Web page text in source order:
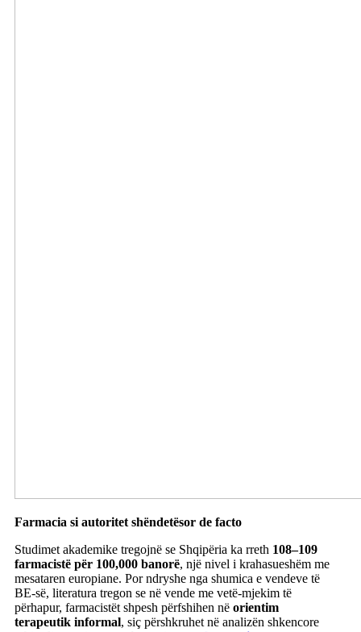
Farmacia si autoritet shëndetësor de facto
Studimet akademike tregojnë se Shqipëria ka rreth 108–109
farmacistë për 100,000 banorë, një nivel i krahasueshëm me
mesataren europiane. Por ndryshe nga shumica e vendeve të
BE-së, literatura tregon se në vende me vetë-mjekim të
përhapur, farmacistët shpesh përfshihen në orientim
terapeutik informal, siç përshkruhet në analizën shkencore